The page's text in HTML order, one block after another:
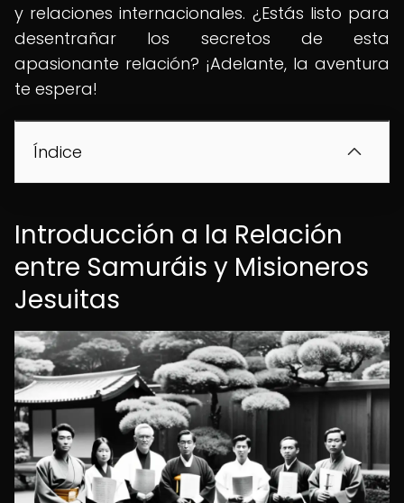
y relaciones internacionales. ¿Estás listo para
desentrañar los secretos de esta
apasionante relación? ¡Adelante, la aventura
te espera!
Índice
Introducción a la Relación
entre Samuráis y Misioneros
Jesuitas